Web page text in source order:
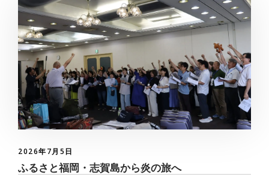
2026年7月5日
ふるさと福岡・志賀島から炎の旅へ